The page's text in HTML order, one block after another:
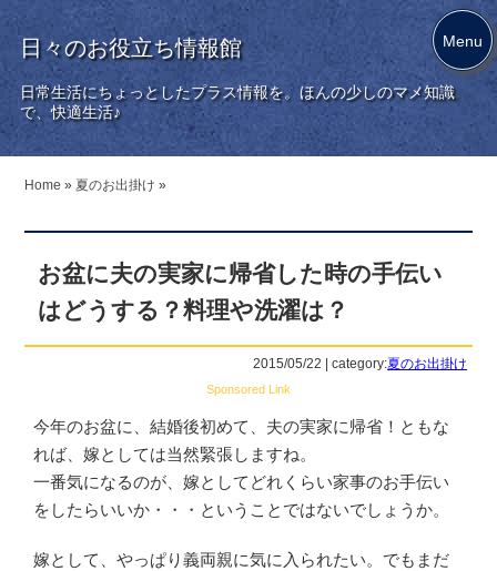
日々のお役立ち情報館
日常生活にちょっとしたプラス情報を。ほんの少しのマメ知識
で、快適生活♪
Home » 夏のお出掛け »
お盆に夫の実家に帰省した時の手伝い
はどうする？料理や洗濯は？
2015/05/22 | category:夏のお出掛け
Sponsored Link
今年のお盆に、結婚後初めて、夫の実家に帰省！ともな
れば、嫁としては当然緊張しますね。
一番気になるのが、嫁としてどれくらい家事のお手伝い
をしたらいいか・・・ということではないでしょうか。
嫁として、やっぱり義両親に気に入られたい。でもまだ
Menu